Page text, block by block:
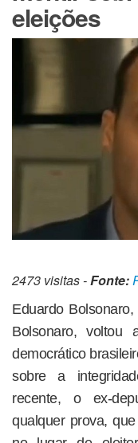
eleições
2473 visitas -Fonte:
Eduardo
Bolsonaro, voltou
democrático
sobre a
recente, o ex-
qualquer prova,